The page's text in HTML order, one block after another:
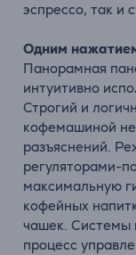
эспрессо, так и
Одним
Панорамная
интуитивно
Строгий и
кофемашиной
разъяснений.
регуляторами-
максимальную
кофейных
чашек. Системы
процесс